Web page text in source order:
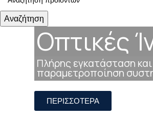
Αναζήτηση
Οπτικές
Πλήρης εγκατάσταση και
παραμετροποίηση
ΠΕΡΙΣΣΟΤΕΡΑ